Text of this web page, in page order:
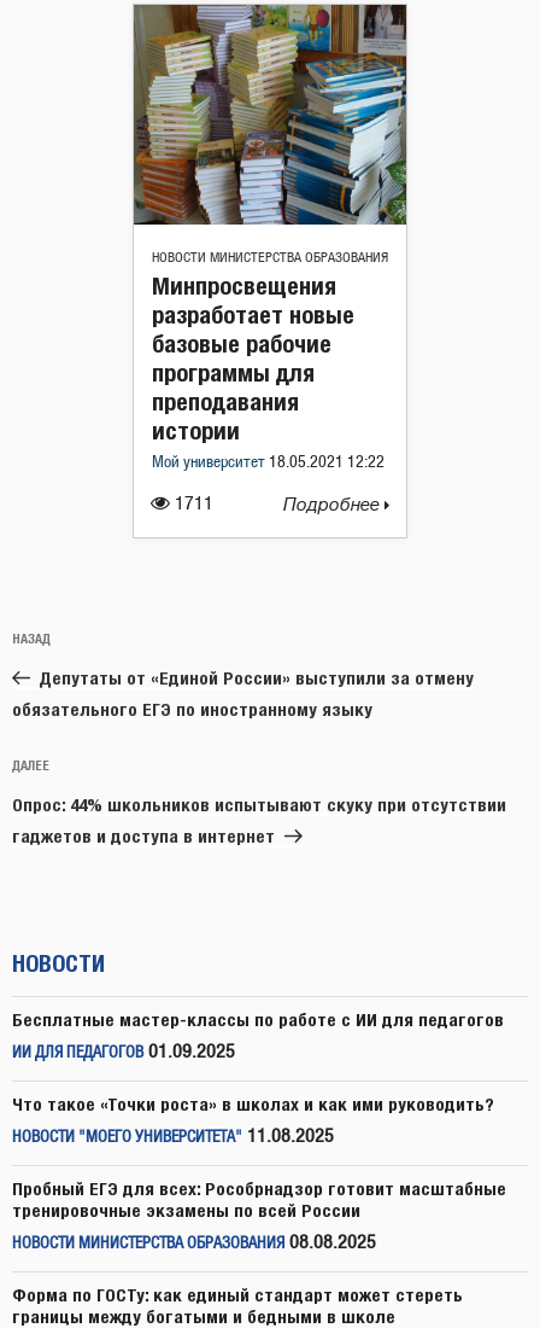
НОВОСТИ МИНИСТЕРСТВА ОБРАЗОВАНИЯ
1711
Минпросвещения
разработает новые
базовые рабочие
программы для
преподавания
истории
Мой университет 18.05.2021 12:22
Подробнее
по
записям
Предыдущая
запись:
НАЗАД
Депутаты от «Единой России» выступили за отмену
обязательного ЕГЭ по иностранному языку
Следующая
запись
ДАЛЕЕ
Опрос: 44% школьников испытывают скуку при отсутствии
гаджетов и доступа в интернет
НОВОСТИ
Бесплатные мастер-классы по работе с ИИ для педагогов
ИИ ДЛЯ ПЕДАГОГОВ 01.09.2025
Что такое «Точки роста» в школах и как ими руководить?
НОВОСТИ "МОЕГО УНИВЕРСИТЕТА" 11.08.2025
Пробный ЕГЭ для всех: Рособрнадзор готовит масштабные
тренировочные экзамены по всей России
НОВОСТИ МИНИСТЕРСТВА ОБРАЗОВАНИЯ 08.08.2025
Форма по ГОСТу: как единый стандарт может стереть
границы между богатыми и бедными в школе